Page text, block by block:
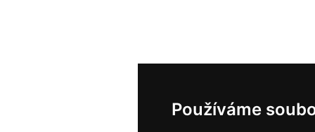
Používáme